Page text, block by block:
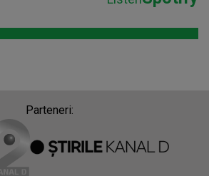
Parteneri: